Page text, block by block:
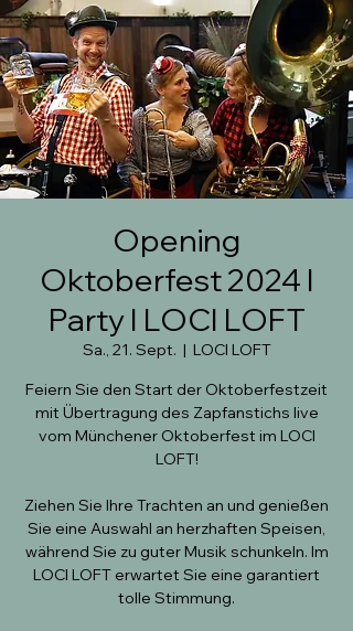
Opening
Oktoberfest 2024 I
Party I LOCI LOFT
Sa., 21. Sept.
  |
LOCI LOFT
Feiern Sie den Start der Oktoberfestzeit
mit Übertragung des Zapfanstichs live
vom Münchener Oktoberfest im LOCI
LOFT!
Ziehen Sie Ihre Trachten an und genießen
Sie eine Auswahl an herzhaften Speisen,
während Sie zu guter Musik schunkeln. Im
LOCI LOFT erwartet Sie eine garantiert
tolle Stimmung.